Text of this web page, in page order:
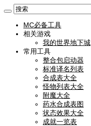
MC必备工具
相关游戏
我的世界地下城
常用工具
整合包启动器
标准译名列表
合成表大全
怪物列表大全
附魔大全
药水合成表图
状态效果大全
成就一览表